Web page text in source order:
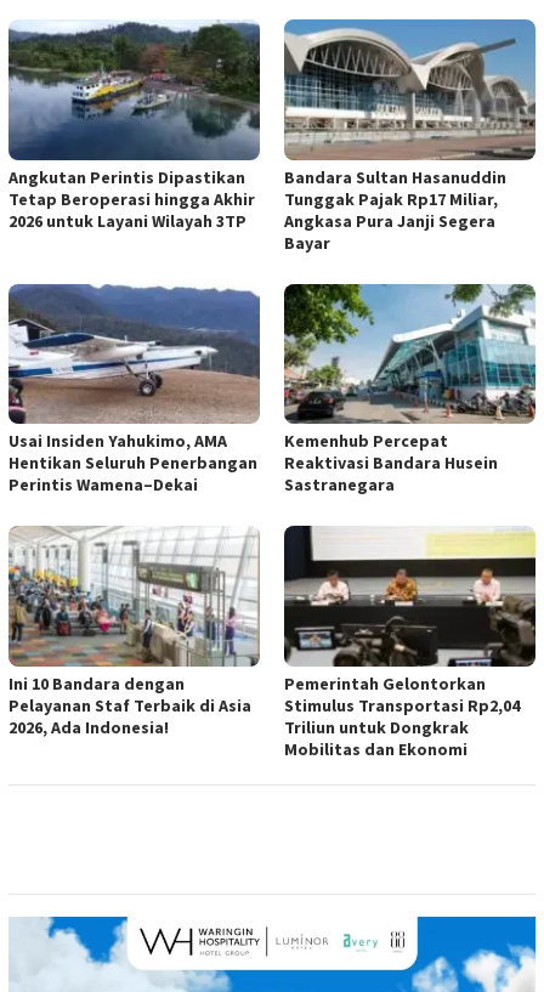
Angkutan Perintis Dipastikan
Tetap Beroperasi hingga Akhir
2026 untuk Layani Wilayah 3TP
Bandara Sultan Hasanuddin
Tunggak Pajak Rp17 Miliar,
Angkasa Pura Janji Segera
Bayar
Usai Insiden Yahukimo, AMA
Hentikan Seluruh Penerbangan
Perintis Wamena–Dekai
Kemenhub Percepat
Reaktivasi Bandara Husein
Sastranegara
Ini 10 Bandara dengan
Pelayanan Staf Terbaik di Asia
2026, Ada Indonesia!
Pemerintah Gelontorkan
Stimulus Transportasi Rp2,04
Triliun untuk Dongkrak
Mobilitas dan Ekonomi